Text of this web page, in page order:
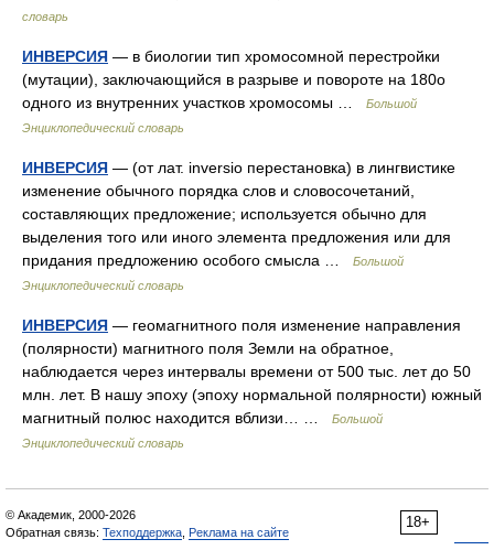
словарь
ИНВЕРСИЯ — в биологии тип хромосомной перестройки
(мутации), заключающийся в разрыве и повороте на 180о
одного из внутренних участков хромосомы …
Большой
Энциклопедический словарь
ИНВЕРСИЯ — (от лат. inversio перестановка) в лингвистике
изменение обычного порядка слов и словосочетаний,
составляющих предложение; используется обычно для
выделения того или иного элемента предложения или для
придания предложению особого смысла …
Большой
Энциклопедический словарь
ИНВЕРСИЯ — геомагнитного поля изменение направления
(полярности) магнитного поля Земли на обратное,
наблюдается через интервалы времени от 500 тыс. лет до 50
млн. лет. В нашу эпоху (эпоху нормальной полярности) южный
магнитный полюс находится вблизи… …
Большой
Энциклопедический словарь
18+
© Академик, 2000-2026
Обратная связь: Техподдержка Реклама на сайте